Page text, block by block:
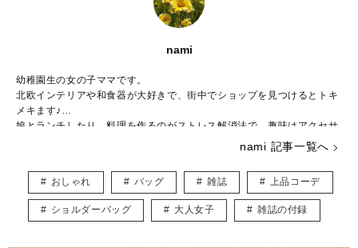
nami
幼稚園生の女の子ママです。
北欧インテリアや和食器が大好きで、街中でショップを見つけるとトキ
メキます♪
娘とランチしたり、料理を作るのがストレス解消法で、趣味はアクセサ
緒に暮らしたいなぁと夢見ています。
皆様に役立つ情報を、楽しくお届けしていけたらと思います♡
nami 記事一覧へ
おしゃれ バッグ 雑誌 上品コーデ
ショルダーバッグ 大人女子 雑誌の付録